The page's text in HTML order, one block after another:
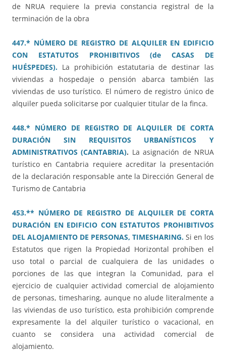
de NRUA requiere la previa constancia registral de la
terminación de la obra
447.* NÚMERO DE REGISTRO DE ALQUILER EN EDIFICIO
CON ESTATUTOS PROHIBITIVOS (de CASAS DE
HUÉSPEDES). La prohibición estatutaria de destinar las
viviendas a hospedaje o pensión abarca también las
viviendas de uso turístico. El número de registro único de
alquiler pueda solicitarse por cualquier titular de la finca.
448.* NÚMERO DE REGISTRO DE ALQUILER DE CORTA
DURACIÓN SIN REQUISITOS URBANÍSTICOS Y
ADMINISTRATIVOS (CANTABRIA). La asignación de NRUA
turístico en Cantabria requiere acreditar la presentación
de la declaración responsable ante la Dirección General de
Turismo de Cantabria
453.** NÚMERO DE REGISTRO DE ALQUILER DE CORTA
DURACIÓN EN EDIFICIO CON ESTATUTOS PROHIBITIVOS
DEL ALOJAMIENTO DE PERSONAS, TIMESHARING. Si en los
Estatutos que rigen la Propiedad Horizontal prohíben el
uso total o parcial de cualquiera de las unidades o
porciones de las que integran la Comunidad, para el
ejercicio de cualquier actividad comercial de alojamiento
de personas, timesharing, aunque no alude literalmente a
las viviendas de uso turístico, esta prohibición comprende
expresamente la del alquiler turístico o vacacional, en
cuanto se considera una actividad comercial de
alojamiento.